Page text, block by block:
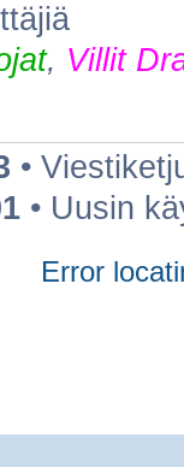
, Villit
•
• Uusin
Error